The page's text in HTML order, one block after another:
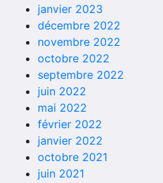
janvier 2023
décembre 2022
novembre 2022
octobre 2022
septembre 2022
juin 2022
mai 2022
février 2022
janvier 2022
octobre 2021
juin 2021